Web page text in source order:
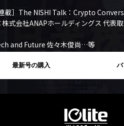
連載］The NISHI Talk：Crypto
式会社ANAPホールディングス 代表
and Future 佐々木俊尚…等
最新号の購入